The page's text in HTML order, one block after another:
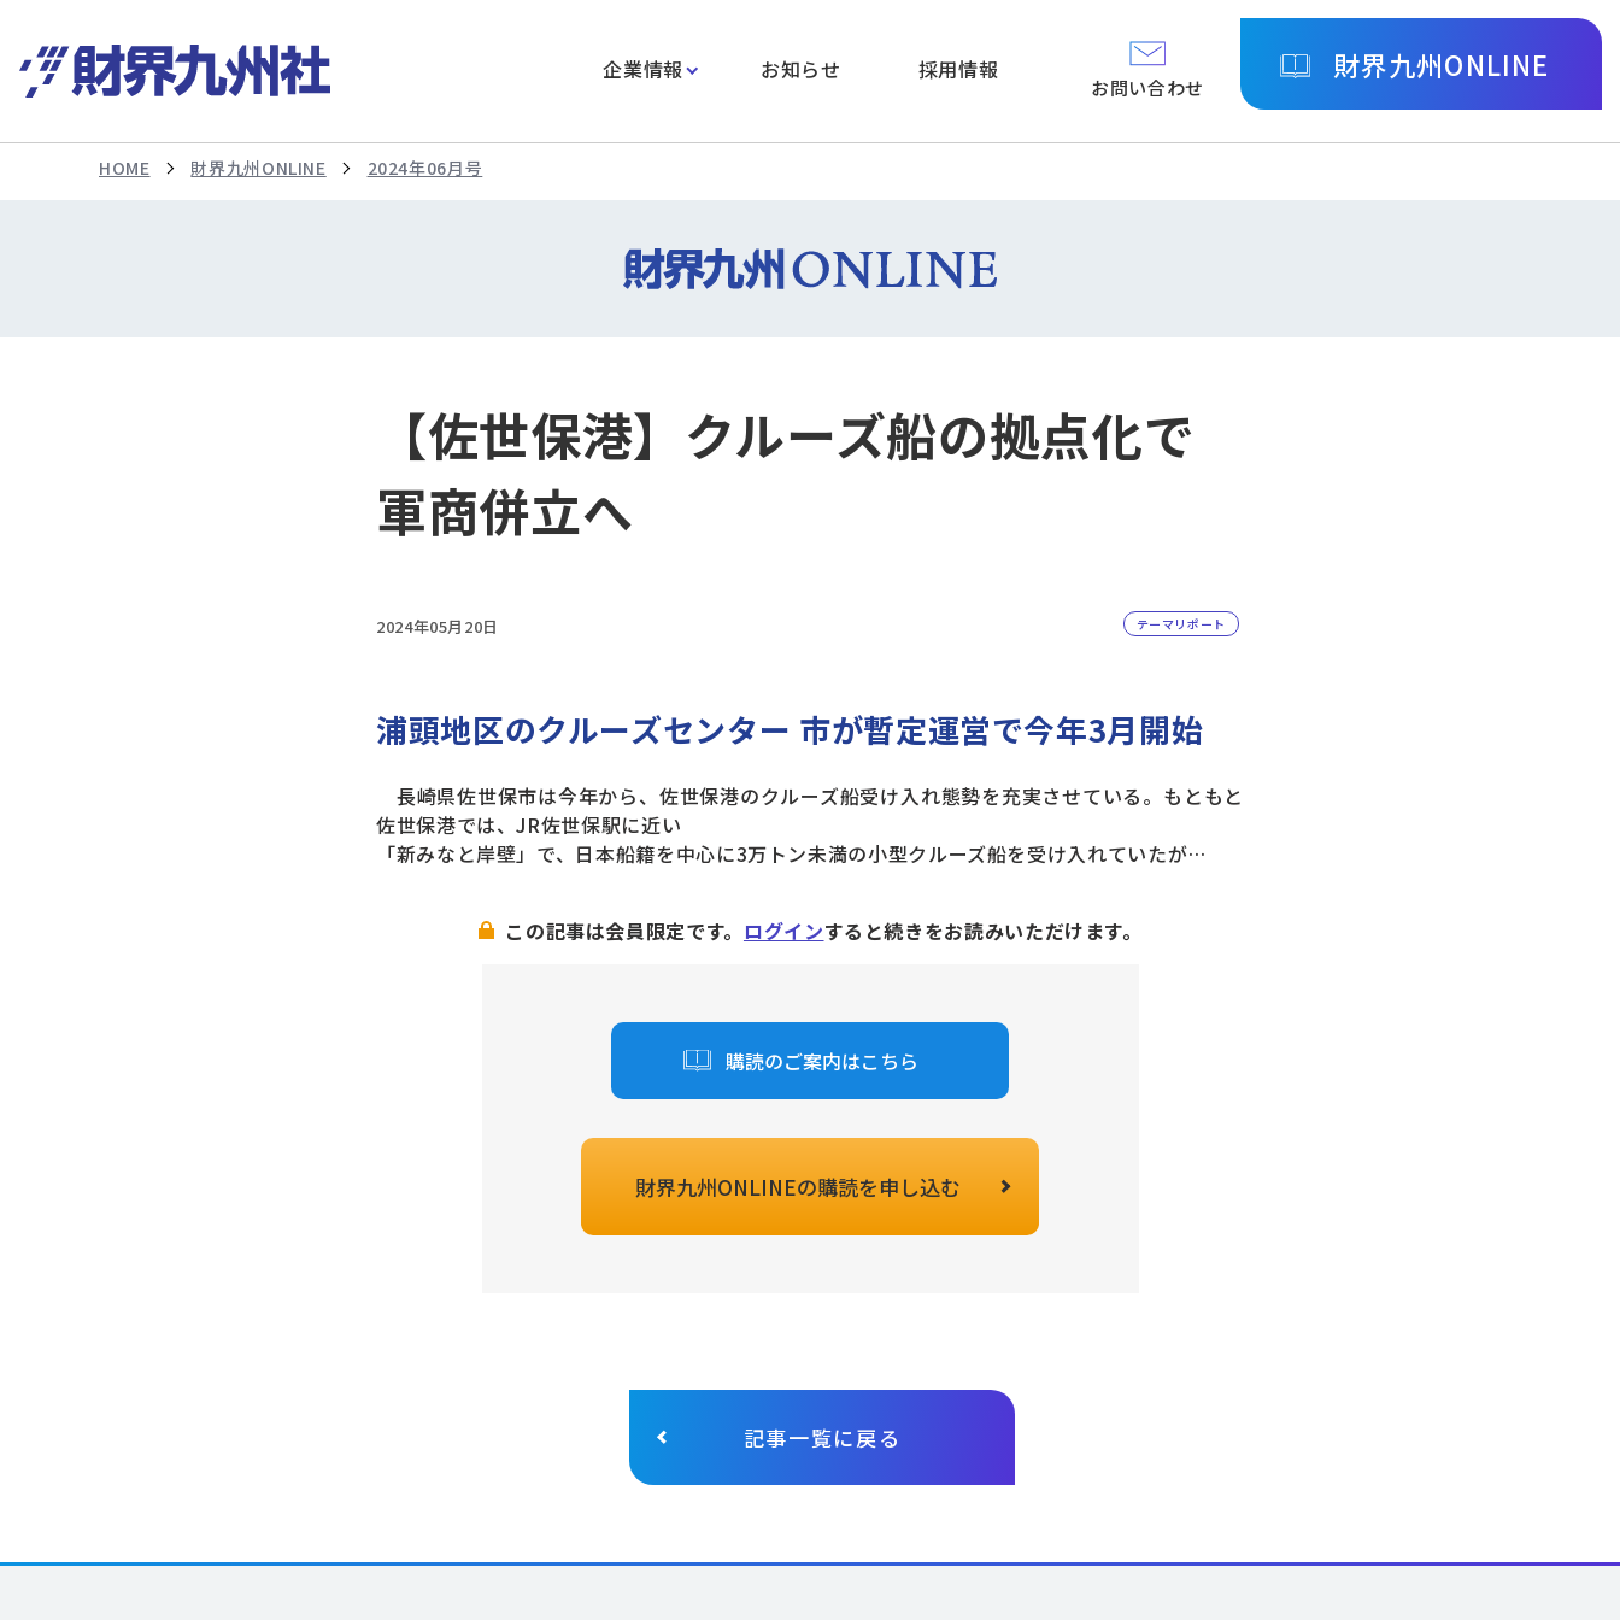
企業情報 お知らせ 採用情報
お問い合わせ
財界九州ONLINE
HOME 財界九州ONLINE 2024年06月号
【佐世保港】クルーズ船の拠点化で
軍商併立へ
2024年05月20日 テーマリポート
浦頭地区のクルーズセンター 市が暫定運営で今年3月開始
長崎県佐世保市は今年から、佐世保港のクルーズ船受け入れ態勢を充実させている。もともと
佐世保港では、JR佐世保駅に近い
「新みなと岸壁」で、日本船籍を中心に3万トン未満の小型クルーズ船を受け入れていたが…
この記事は会員限定です。 ログインすると続きをお読みいただけます。
購読のご案内はこちら
財界九州ONLINEの購読を申し込む
記事一覧に戻る